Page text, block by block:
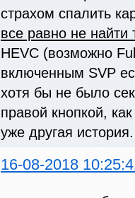
страхом спалить
все равно не найти
HEVC (возможно
включенным SVP
хотя бы не было
правой кнопкой,
уже другая история.
16-08-2018